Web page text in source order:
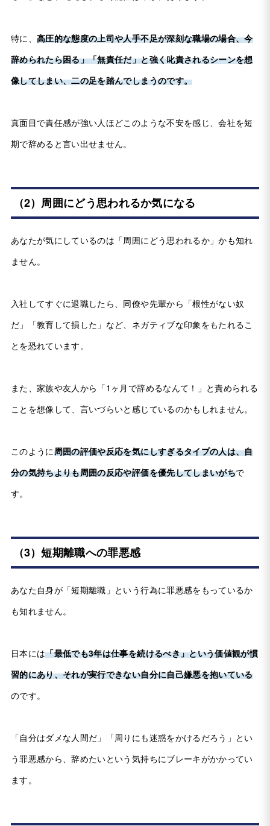
特に、 高圧的な態度の上司や人手不足が深刻な職場の場合、今
辞められたら困る」「無責任だ」と強く叱責されるシーンを想
像してしまい、二の足を踏んでしまうのです。
真面目で責任感が強い人ほどこのような不安を感じ、会社を短
期で辞めると言い出せません。
（2）周囲にどう思われるか気になる
あなたが気にしているのは「周囲にどう思われるか」かも知れ
ません。
入社してすぐに退職したら、同僚や先輩から「根性がない奴
だ」「教育して損した」など、ネガティブな印象をもたれるこ
とを恐れています。
また、家族や友人から「1ヶ月で辞めるなんて！」と責められる
ことを想像して、言いづらいと感じているのかもしれません。
このように周囲の評価や反応を気にしすぎるタイプの人は、自
分の気持ちよりも周囲の反応や評価を優先してしまいがちで
す。
（3）短期離職への罪悪感
あなた自身が「短期離職」という行為に罪悪感をもっているか
も知れません。
日本には「最低でも3年は仕事を続けるべき」という価値観が慣
習的にあり、それが実行できない自分に自己嫌悪を抱いている
のです。
「自分はダメな人間だ」「周りにも迷惑をかけるだろう」とい
う罪悪感から、辞めたいという気持ちにブレーキがかかってい
ます。